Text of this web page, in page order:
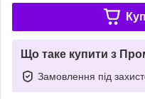
Що таке купити з
Замовлення під